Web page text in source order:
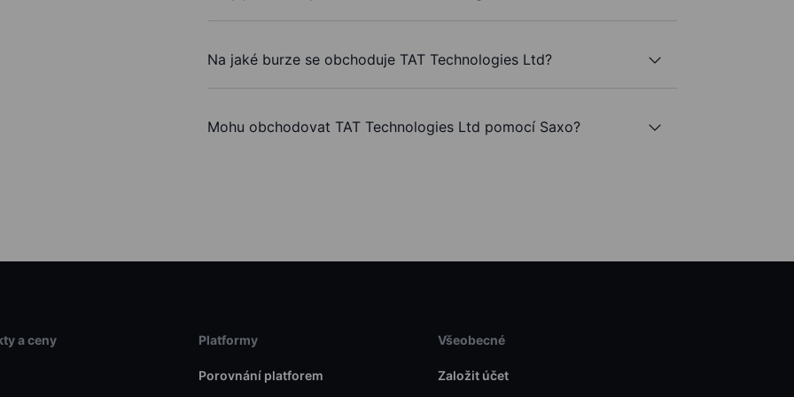
Na jaké burze se obchoduje TAT Technologies Ltd?
Mohu obchodovat TAT Technologies Ltd pomocí Saxo?
a ceny Platformy
Porovnání platforem
Všeobecné
Založit účet